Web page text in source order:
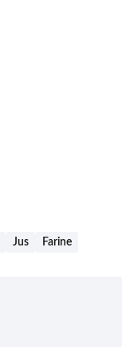
Jus Farine